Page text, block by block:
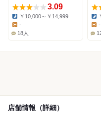
3.09
Dinner:
￥10,000～￥14,999
Lunch:
-
18人
-
店舗情報（詳細）